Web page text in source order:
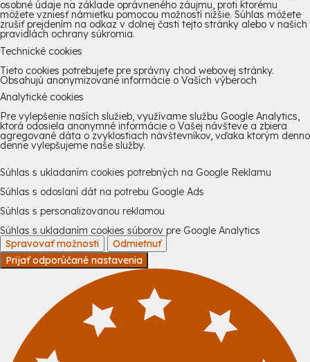
osobné údaje na základe oprávneného záujmu, proti ktorému
môžete vzniesť námietku pomocou možností nižšie. Súhlas môžete
zrušiť prejdením na odkaz v dolnej časti tejto stránky alebo v našich
pravidlách ochrany súkromia.
Technické cookies
Tieto cookies potrebujete pre správny chod webovej stránky.
Obsahujú anonymizované informácie o Vaších výberoch
Analytické cookies
Pre vylepšenie naších služieb, využívame službu Google Analytics,
ktorá odosiela anonymné informácie o Vašej návšteve a zbiera
agregované dáta o zvyklostiach návštevníkov, vďaka ktorým denno
denne vylepšujeme naše služby.
Súhlas s ukladaním cookies potrebných na Google Reklamu
Súhlas s odoslaní dát na potrebu Google Ads
Súhlas s personalizovanou reklamou
Súhlas s ukladaním cookies súborov pre Google Analytics
Spravovať možnosti
Odmietnuť
Prijať odporúčané nastavenia